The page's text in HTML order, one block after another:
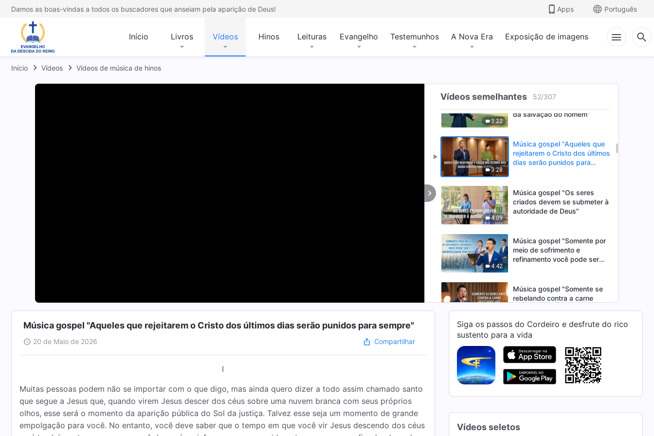
Damos as boas-vindas a todos os buscadores que anseiam pela aparição de Deus! Apps Português
Início Livros Vídeos Hinos Leituras Evangelho Testemunhos A Nova Era Exposição de imagens
Início Vídeos Vídeos de música de hinos
Vídeos semelhantes 52/307
palavras de Deus são a
3:22
Música gospel "O castigo e
da salvação do homem"
3:28
Música gospel "Aqueles que
rejeitarem o Cristo dos últimos
dias serão punidos para
4:09
Música gospel "Os seres
criados devem se submeter à
autoridade de Deus"
4:42
Música gospel "Somente por
meio de sofrimento e
refinamento você pode ser
Música gospel "Somente se
rebelando contra a carne
Música gospel "Vocês estão
protegidos porque são
castigados e julgados"
4:41
Música gospel "Que valor há
em valorizar o status?"
Música gospel "Aqueles que rejeitarem o Cristo dos últimos dias serão punidos para sempre"
20 de Maio de 2026 Compartilhar
I
Muitas pessoas podem não se importar com o que digo, mas ainda quero dizer a todo assim chamado santo
que segue a Jesus que, quando virem Jesus descer dos céus sobre uma nuvem branca com seus próprios
olhos, esse será o momento da aparição pública do Sol da justiça. Talvez esse seja um momento de grande
empolgação para você. No entanto, você deve saber que o tempo em que você vir Jesus descendo dos céus
Siga os passos do Cordeiro e desfrute do rico
sustento para a vida
Vídeos seletos